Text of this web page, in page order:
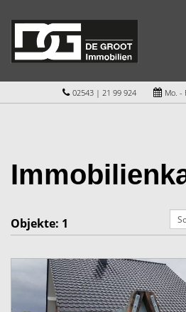
02543 | 21 99 924 Mo. -
Objekte: 1